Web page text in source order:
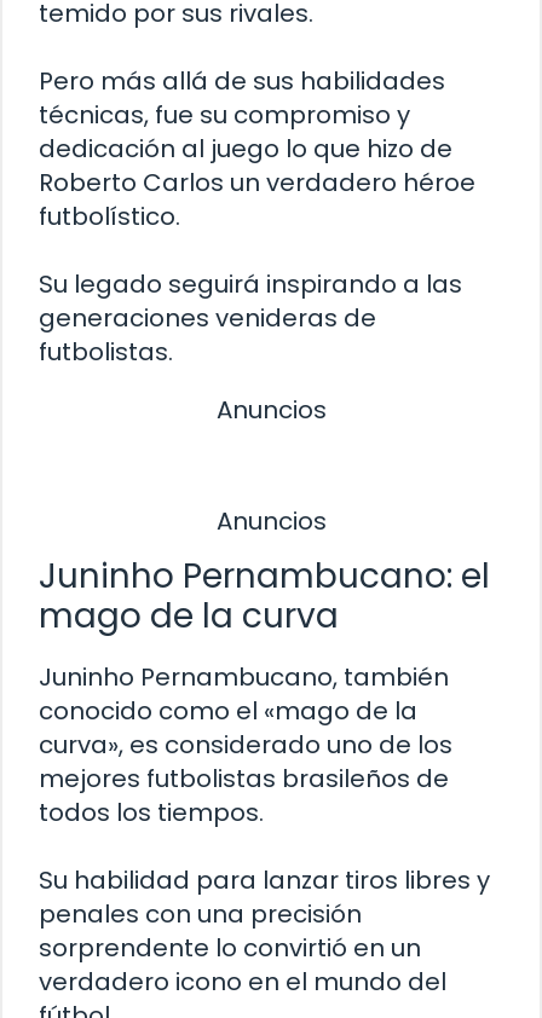
temido por sus rivales.
Pero más allá de sus habilidades
técnicas, fue su compromiso y
dedicación al juego lo que hizo de
Roberto Carlos un verdadero héroe
futbolístico.
Su legado seguirá inspirando a las
generaciones venideras de
futbolistas.
Anuncios
Anuncios
Juninho Pernambucano: el
mago de la curva
Juninho Pernambucano, también
conocido como el «mago de la
curva», es considerado uno de los
mejores futbolistas brasileños de
todos los tiempos.
Su habilidad para lanzar tiros libres y
penales con una precisión
sorprendente lo convirtió en un
verdadero icono en el mundo del